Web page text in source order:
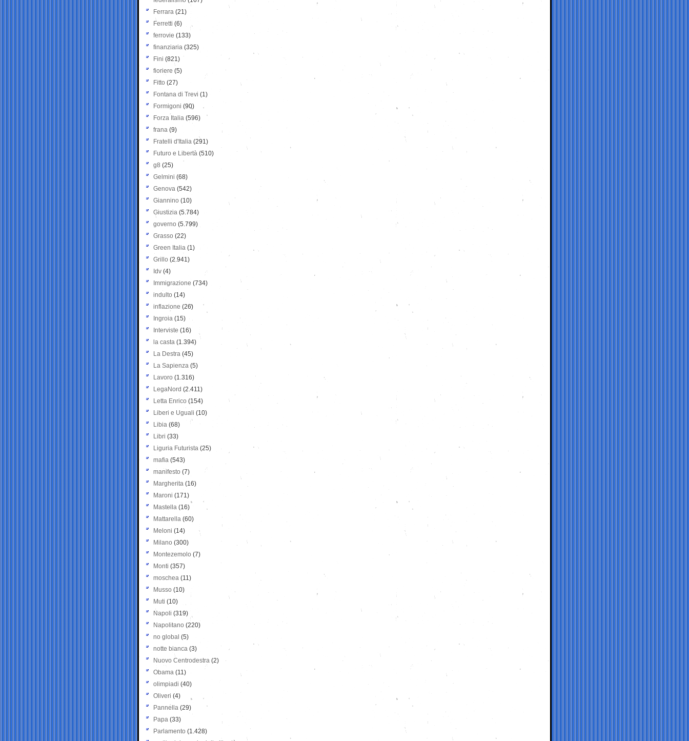
Ferrara (21)
Ferretti (6)
ferrovie (133)
finanziaria (325)
Fini (821)
fioriere (5)
Fitto (27)
Fontana di Trevi (1)
Formigoni (90)
Forza Italia (596)
frana (9)
Fratelli d'Italia (291)
Futuro e Libertà (510)
g8 (25)
Gelmini (68)
Genova (542)
Giannino (10)
Giustizia (5.784)
governo (5.799)
Grasso (22)
Green Italia (1)
Grillo (2.941)
Idv (4)
Immigrazione (734)
indulto (14)
inflazione (26)
Ingroia (15)
Interviste (16)
la casta (1.394)
La Destra (45)
La Sapienza (5)
Lavoro (1.316)
LegaNord (2.411)
Letta Enrico (154)
Liberi e Uguali (10)
Libia (68)
Libri (33)
Liguria Futurista (25)
mafia (543)
manifesto (7)
Margherita (16)
Maroni (171)
Mastella (16)
Mattarella (60)
Meloni (14)
Milano (300)
Montezemolo (7)
Monti (357)
moschea (11)
Musso (10)
Muti (10)
Napoli (319)
Napolitano (220)
no global (5)
notte bianca (3)
Nuovo Centrodestra (2)
Obama (11)
olimpiadi (40)
Oliveri (4)
Pannella (29)
Papa (33)
Parlamento (1.428)